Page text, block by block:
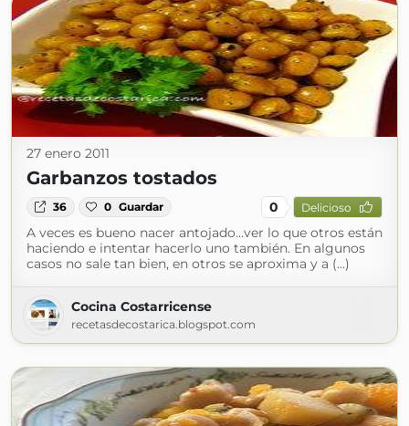
27 enero 2011
Garbanzos tostados
36 0 Guardar 0 Delicioso
A veces es bueno nacer antojado…ver lo que otros están
haciendo e intentar hacerlo uno también. En algunos
casos no sale tan bien, en otros se aproxima y a (...)
Cocina Costarricense
recetasdecostarica.blogspot.com